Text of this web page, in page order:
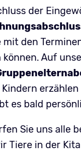
der
mit den
Auf
es bald
Sie uns alle
Tiere in der